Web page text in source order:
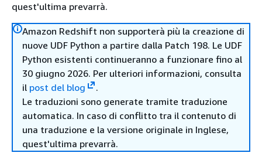
quest'ultima prevarrà.
Amazon Redshift non supporterà più la creazione di
nuove UDF Python a partire dalla Patch 198. Le UDF
Python esistenti continueranno a funzionare fino al
30 giugno 2026. Per ulteriori informazioni, consulta
il post del blog
.
Le traduzioni sono generate tramite traduzione
automatica. In caso di conflitto tra il contenuto di
una traduzione e la versione originale in Inglese,
quest'ultima prevarrà.